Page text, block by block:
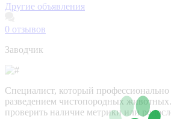
Другие объявления
0 отзывов
Заводчик
Специалист, который профессионально
разведением чистопородных животных.
проверить наличие метрики или